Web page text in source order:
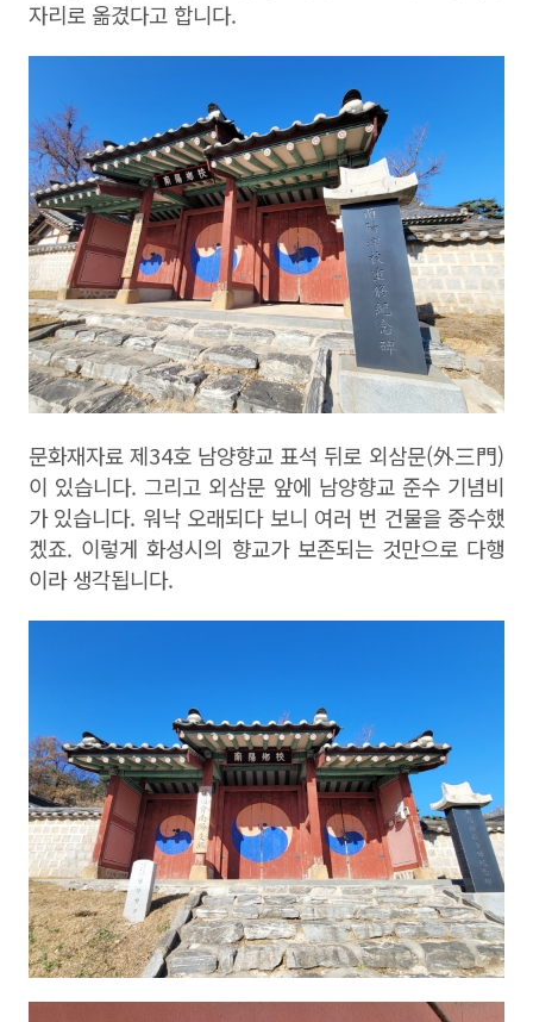
자리로 옮겼다고 합니다.
문화재자료 제34호 남양향교 표석 뒤로 외삼문(外三門)
이 있습니다. 그리고 외삼문 앞에 남양향교 준수 기념비
가 있습니다. 워낙 오래되다 보니 여러 번 건물을 중수했
겠죠. 이렇게 화성시의 향교가 보존되는 것만으로 다행
이라 생각됩니다.